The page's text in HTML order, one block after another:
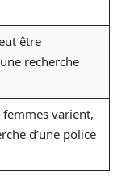
être
recherche
femmes varient,
d’une police